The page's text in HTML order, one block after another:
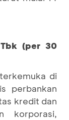
(per 30
di
perbankan
kredit dan
korporasi,